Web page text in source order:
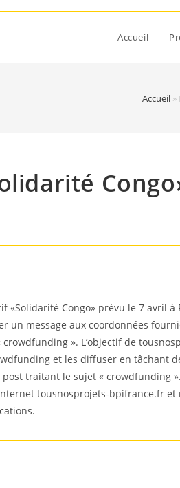
Accueil
Accueil »
Congo» prévu le 7 avril à
un message aux coordonnées
». L’objectif de
et les diffuser en tâchant
traitant le sujet « crowdfunding
tousnosprojets-bpifrance.fr et